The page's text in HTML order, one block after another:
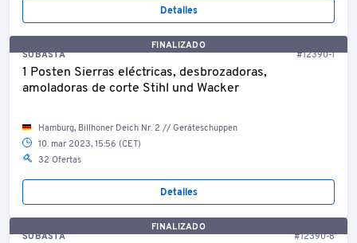
Detalles
FINALIZADO
SUBASTA
#12390-1
1 Posten Sierras eléctricas, desbrozadoras,
amoladoras de corte Stihl und Wacker
Hamburg, Billhoner Deich Nr. 2 // Geräteschuppen
10. mar 2023, 15:56 (CET)
32 Ofertas
Detalles
FINALIZADO
SUBASTA
#12390-8